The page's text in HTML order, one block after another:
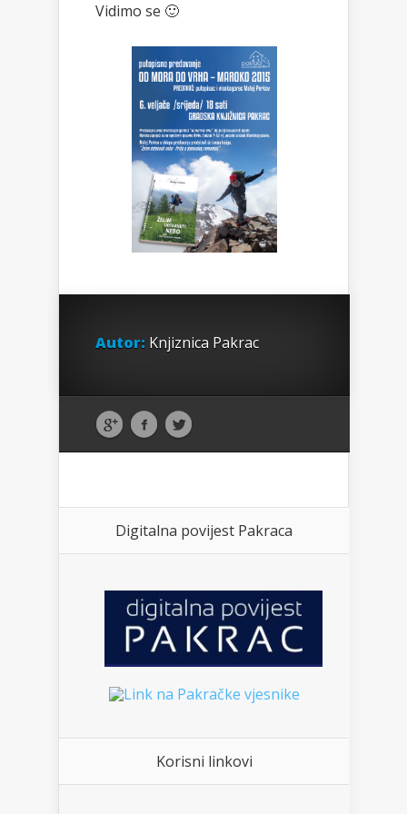
Vidimo se 🙂
Autor: Knjiznica Pakrac
Digitalna povijest Pakraca
Korisni linkovi